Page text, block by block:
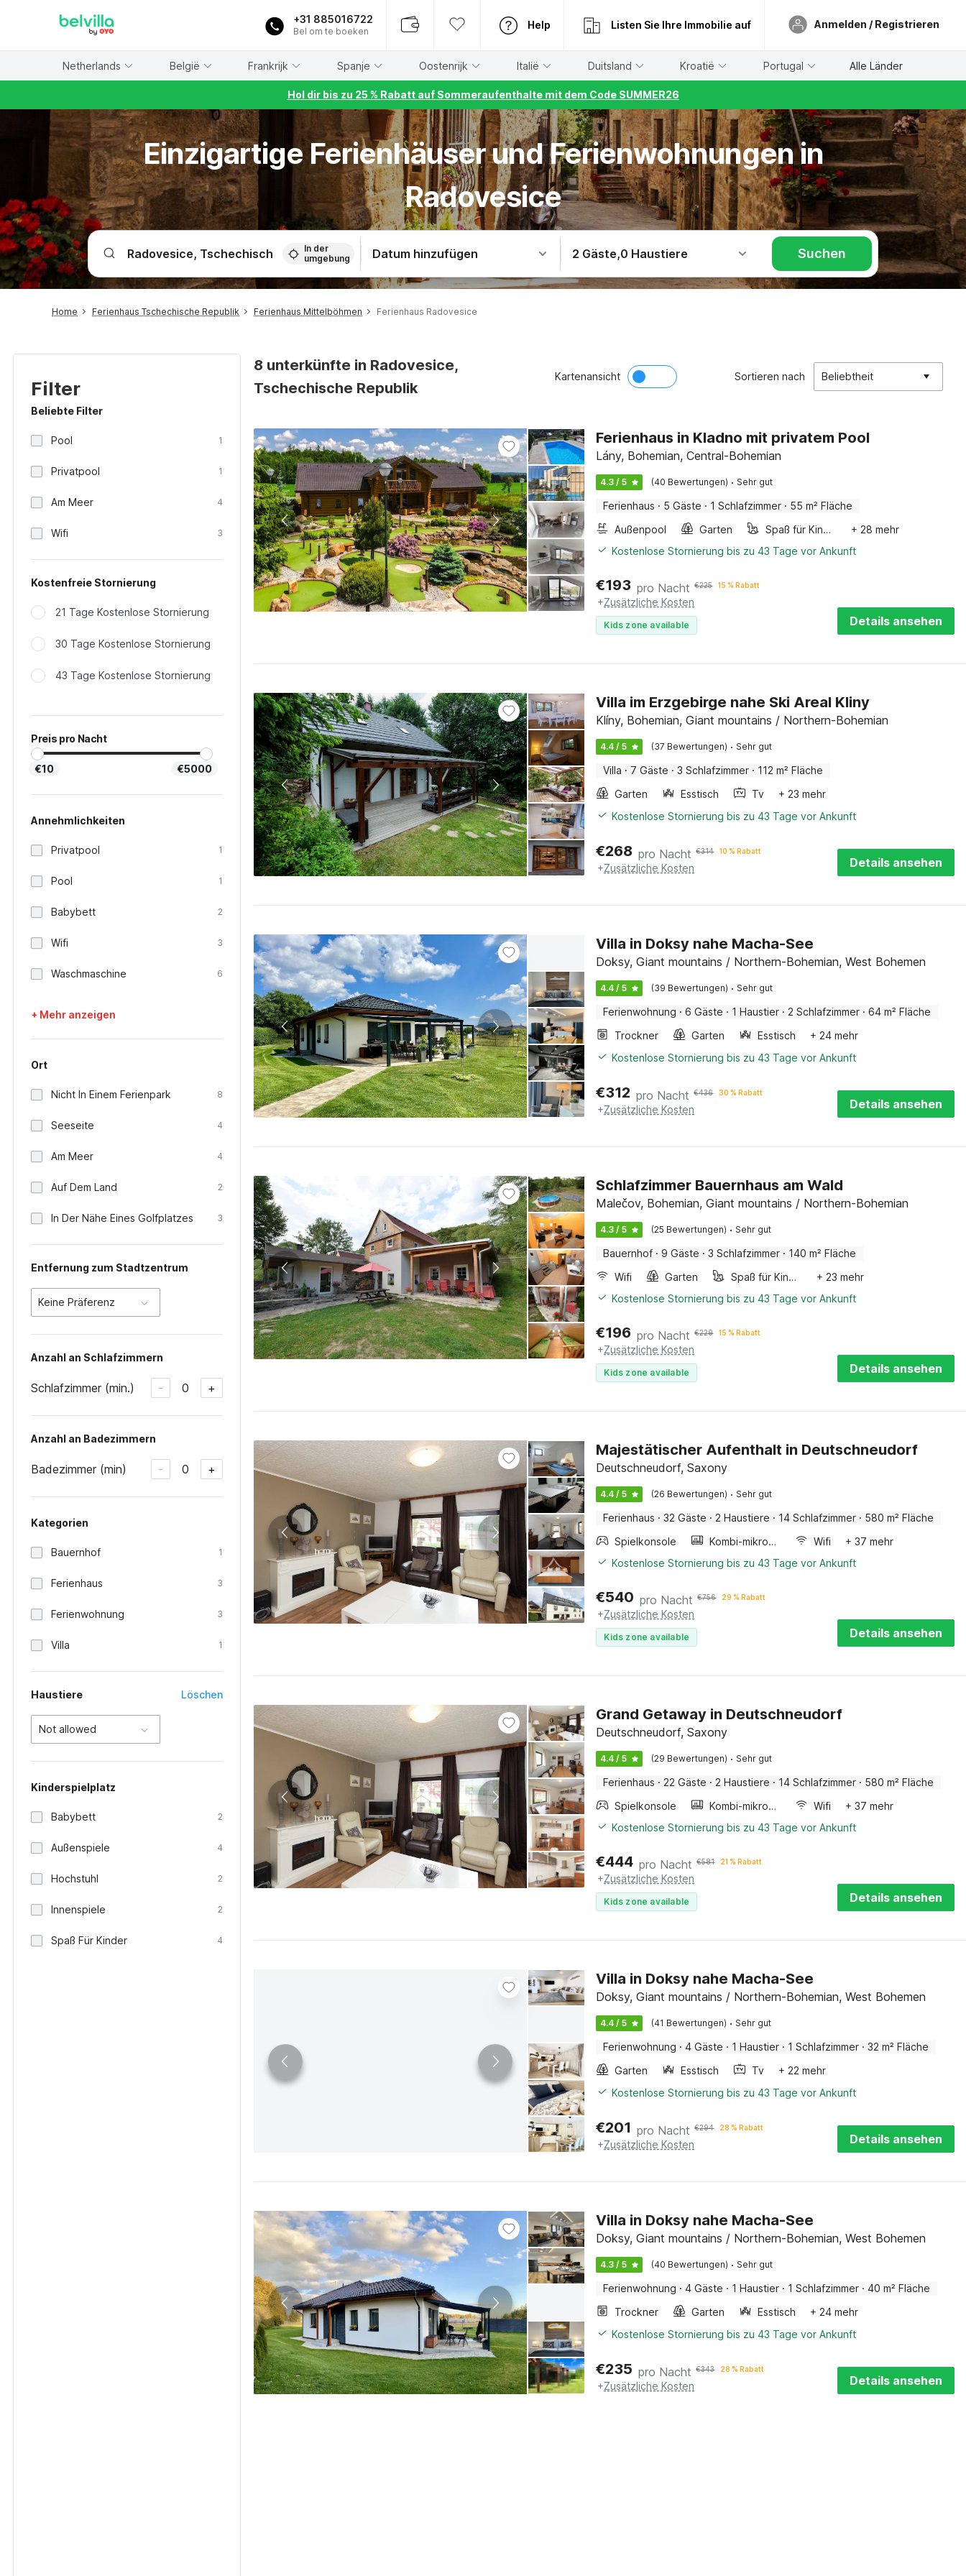
+31 885016722
Bel om te boeken
Help Listen Sie Ihre Immobilie auf Anmelden / Registrieren
Netherlands België Frankrijk Spanje Oostenrijk Italië Duitsland Kroatië Portugal Alle Länder
Hol dir bis zu 25 % Rabatt auf Sommeraufenthalte mit dem Code SUMMER26
Einzigartige Ferienhäuser und Ferienwohnungen in
Radovesice
In der
umgebung
Datum hinzufügen 2 Gäste,0 Haustiere Suchen
Home Ferienhaus Tschechische Republik Ferienhaus Mittelböhmen Ferienhaus Radovesice
Filter
Beliebte Filter
Pool 1
Privatpool 1
Am Meer 4
Wifi 3
Kostenfreie Stornierung
21 Tage Kostenlose Stornierung
30 Tage Kostenlose Stornierung
43 Tage Kostenlose Stornierung
Preis pro Nacht
€10 €5000
Annehmlichkeiten
Privatpool 1
Pool 1
Babybett 2
Wifi 3
Waschmaschine 6
+ Mehr anzeigen
Ort
Nicht In Einem Ferienpark 8
Seeseite 4
Am Meer 4
Auf Dem Land 2
In Der Nähe Eines Golfplatzes 3
Entfernung zum Stadtzentrum
Keine Präferenz
Anzahl an Schlafzimmern
Schlafzimmer (min.) - 0 +
Anzahl an Badezimmern
Badezimmer (min) - 0 +
Kategorien
Bauernhof 1
Ferienhaus 3
Ferienwohnung 3
Villa 1
Haustiere Löschen
Not allowed
Kinderspielplatz
Babybett 2
Außenspiele 4
Hochstuhl 2
Innenspiele 2
Spaß Für Kinder 4
8 unterkünfte in Radovesice,
Tschechische Republik
Kartenansicht Sortieren nach Beliebtheit
Ferienhaus in Kladno mit privatem Pool
Lány, Bohemian, Central-Bohemian
4.3 / 5 (40 Bewertungen) · Sehr gut
Ferienhaus · 5 Gäste · 1 Schlafzimmer · 55 m² Fläche
Außenpool
Garten Spaß für Kinder
+ 28 mehr
Kostenlose Stornierung bis zu 43 Tage vor Ankunft
€193 pro Nacht €225 15 % Rabatt
+Zusätzliche Kosten
Kids zone available Details ansehen
Villa im Erzgebirge nahe Ski Areal Kliny
Klíny, Bohemian, Giant mountains / Northern-Bohemian
4.4 / 5 (37 Bewertungen) · Sehr gut
Villa · 7 Gäste · 3 Schlafzimmer · 112 m² Fläche
Garten
Esstisch Tv
+ 23 mehr
Kostenlose Stornierung bis zu 43 Tage vor Ankunft
€268 pro Nacht €314 10 % Rabatt
+Zusätzliche Kosten Details ansehen
Villa in Doksy nahe Macha-See
Doksy, Giant mountains / Northern-Bohemian, West Bohemen
4.4 / 5 (39 Bewertungen) · Sehr gut
Ferienwohnung · 6 Gäste · 1 Haustier · 2 Schlafzimmer · 64 m² Fläche
Trockner
Garten Esstisch
+ 24 mehr
Kostenlose Stornierung bis zu 43 Tage vor Ankunft
€312 pro Nacht €436 30 % Rabatt
+Zusätzliche Kosten Details ansehen
Schlafzimmer Bauernhaus am Wald
Malečov, Bohemian, Giant mountains / Northern-Bohemian
4.3 / 5 (25 Bewertungen) · Sehr gut
Bauernhof · 9 Gäste · 3 Schlafzimmer · 140 m² Fläche
Wifi
Garten Spaß für Kinder
+ 23 mehr
Kostenlose Stornierung bis zu 43 Tage vor Ankunft
€196 pro Nacht €229 15 % Rabatt
+Zusätzliche Kosten
Kids zone available Details ansehen
Majestätischer Aufenthalt in Deutschneudorf
Deutschneudorf, Saxony
4.4 / 5 (26 Bewertungen) · Sehr gut
Ferienhaus · 32 Gäste · 2 Haustiere · 14 Schlafzimmer · 580 m² Fläche
Spielkonsole
Kombi-mikrowelle Wifi
+ 37 mehr
Kostenlose Stornierung bis zu 43 Tage vor Ankunft
€540 pro Nacht €756 29 % Rabatt
+Zusätzliche Kosten
Kids zone available Details ansehen
Grand Getaway in Deutschneudorf
Deutschneudorf, Saxony
4.4 / 5 (29 Bewertungen) · Sehr gut
Ferienhaus · 22 Gäste · 2 Haustiere · 14 Schlafzimmer · 580 m² Fläche
Spielkonsole
Kombi-mikrowelle Wifi
+ 37 mehr
Kostenlose Stornierung bis zu 43 Tage vor Ankunft
€444 pro Nacht €581 21 % Rabatt
+Zusätzliche Kosten
Kids zone available Details ansehen
Villa in Doksy nahe Macha-See
Doksy, Giant mountains / Northern-Bohemian, West Bohemen
4.4 / 5 (41 Bewertungen) · Sehr gut
Ferienwohnung · 4 Gäste · 1 Haustier · 1 Schlafzimmer · 32 m² Fläche
Garten
Esstisch Tv
+ 22 mehr
Kostenlose Stornierung bis zu 43 Tage vor Ankunft
€201 pro Nacht €294 28 % Rabatt
+Zusätzliche Kosten Details ansehen
Villa in Doksy nahe Macha-See
Doksy, Giant mountains / Northern-Bohemian, West Bohemen
4.3 / 5 (40 Bewertungen) · Sehr gut
Ferienwohnung · 4 Gäste · 1 Haustier · 1 Schlafzimmer · 40 m² Fläche
Trockner
Garten Esstisch
+ 24 mehr
Kostenlose Stornierung bis zu 43 Tage vor Ankunft
€235 pro Nacht €343 28 % Rabatt
+Zusätzliche Kosten Details ansehen